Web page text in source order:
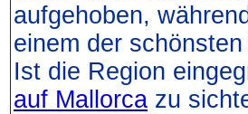
aufgehoben,
einem der
Ist die Region
auf Mallorca zu